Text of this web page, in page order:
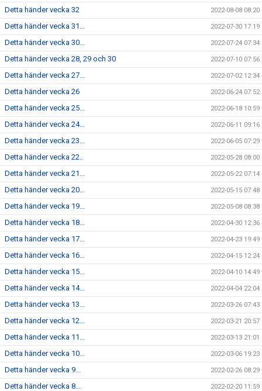
Detta händer vecka 32 2022-08-08 08:20
Detta händer vecka 31... 2022-07-30 17:19
Detta händer vecka 30... 2022-07-24 07:34
Detta händer vecka 28, 29 och 30 2022-07-10 07:56
Detta händer vecka 27... 2022-07-02 12:34
Detta händer vecka 26 2022-06-24 07:52
Detta händer vecka 25... 2022-06-18 10:59
Detta händer vecka 24... 2022-06-11 09:16
Detta händer vecka 23... 2022-06-05 07:29
Detta händer vecka 22.. 2022-05-28 08:00
Detta händer vecka 21... 2022-05-22 07:14
Detta händer vecka 20... 2022-05-15 07:48
Detta händer vecka 19... 2022-05-08 08:38
Detta händer vecka 18... 2022-04-30 12:36
Detta händer vecka 17... 2022-04-23 19:49
Detta händer vecka 16... 2022-04-15 12:24
Detta händer vecka 15... 2022-04-10 14:49
Detta händer vecka 14... 2022-04-04 22:04
Detta händer vecka 13... 2022-03-26 07:43
Detta händer vecka 12... 2022-03-21 20:57
Detta händer vecka 11... 2022-03-13 21:01
Detta händer vecka 10... 2022-03-06 19:23
Detta händer vecka 9... 2022-02-26 08:29
Detta händer vecka 8... 2022-02-20 11:59